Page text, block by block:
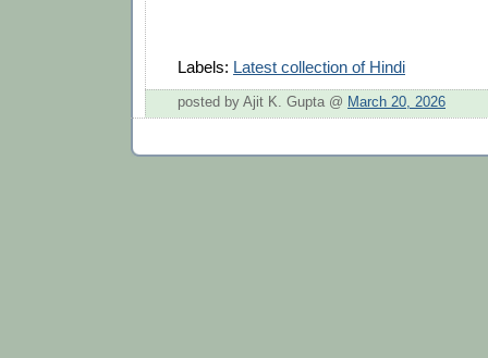
Labels: Latest collection of Hindi
posted by Ajit K. Gupta @ March 20, 2026